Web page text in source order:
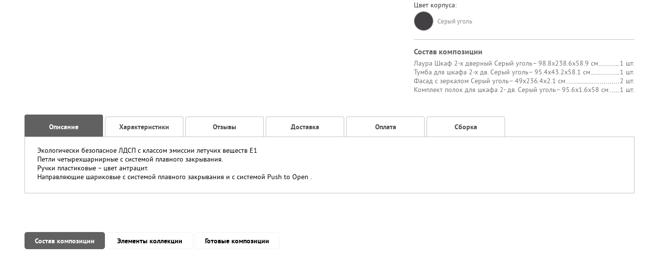
Цвет корпуса:
Серый уголь
Состав композиции
Лаура Шкаф 2-х дверный Серый уголь– 98.8х238.6х58.9 см
1 шт.
Тумба для шкафа 2-х дв. Серый уголь– 95.4х43.2х58.1 см
1 шт.
Фасад с зеркалом Серый уголь– 49х236.4х2.1 см
2 шт.
Комплект полок для шкафа 2- дв. Серый уголь– 95.6х1.6х58 см 1 шт.
Описание Характеристики Отзывы Доставка Оплата Сборка
Экологически безопасное ЛДСП с классом эмиссии летучих веществ Е1
Петли четырехшарнирные с системой плавного закрывания.
Ручки пластиковые – цвет антрацит.
Направляющие шариковые с системой плавного закрывания и с системой Push to Open .
Состав композиции Элементы коллекции Готовые композиции